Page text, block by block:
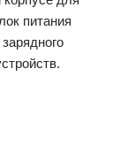
питания